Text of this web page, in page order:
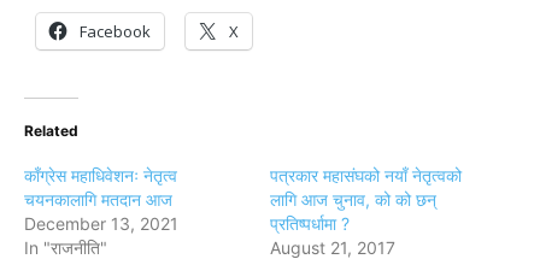
Facebook X
Related
काँग्रेस महाधिवेशनः नेतृत्व
चयनकालागि मतदान आज
December 13, 2021
In "राजनीति"
पत्रकार महासंघको नयाँ नेतृत्वको
लागि आज चुनाव, को को छन्
प्रतिष्पर्धामा ?
August 21, 2017